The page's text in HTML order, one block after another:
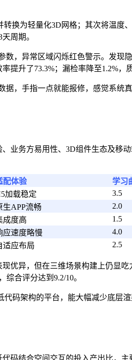
换为轻量化3D网格；其次将温度
周期。
，异常区域闪烁红色警示。发现
升了73.3%；漏检率降至1.2%，
，手指一点就能报修，感觉系统
业务方易用性、3D组件生态及移
配体验 学习
加载稳定 3.5
生APP流畅 2.0
成度高 1.5
应速度略慢 4.0
适应布局 2.5
异，但在三维场景构建上仍显
合评分达到9.2/10。
码架构的平台，能大幅减少底层
码结合空间交互的投入产出比，